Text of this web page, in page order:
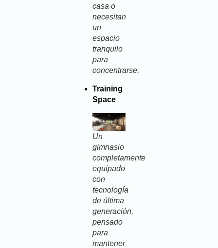
casa o
necesitan
un
espacio
tranquilo
para
concentrarse.
Training
Space
Un
gimnasio
completamente
equipado
con
tecnología
de última
generación,
pensado
para
mantener